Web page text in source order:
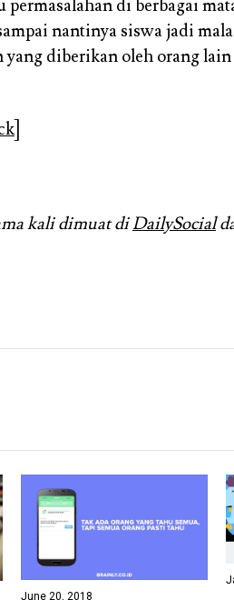
permasalahan di berbagai
nantinya siswa jadi
yang diberikan oleh orang
]
kali dimuat diDailySocial
June 20, 2018